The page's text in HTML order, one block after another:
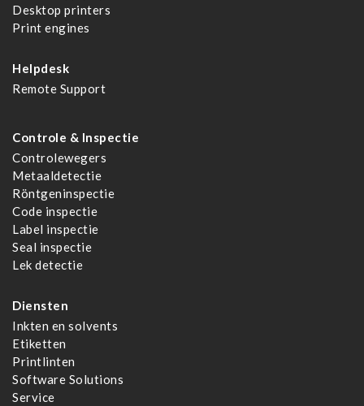
Desktop printers
Print engines
Helpdesk
Remote Support
Controle & Inspectie
Controlewegers
Metaaldetectie
Röntgeninspectie
Code inspectie
Label inspectie
Seal inspectie
Lek detectie
Diensten
Inkten en solvents
Etiketten
Printlinten
Software Solutions
Service